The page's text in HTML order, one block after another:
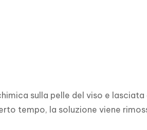
sulla pelle del viso e
tempo, la soluzione viene